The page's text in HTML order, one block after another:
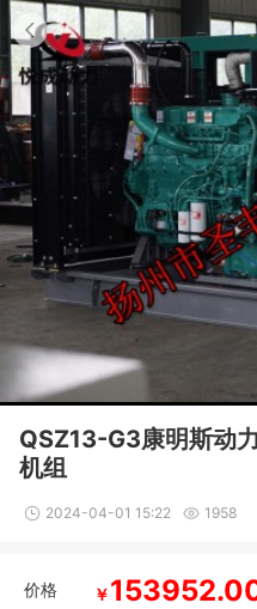
QSZ13-G3康明斯动
机组
2024-04-01 15:22 1958
价格 ￥